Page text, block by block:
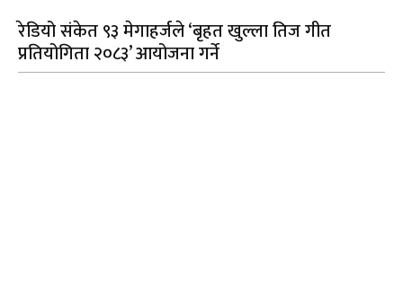
रेडियो संकेत ९३ मेगाहर्जले ‘बृहत खुल्ला तिज गीत
प्रतियोगिता २०८३’ आयोजना गर्ने